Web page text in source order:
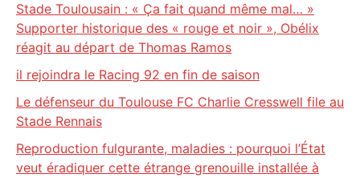
Stade Toulousain : « Ça fait quand même mal… »
Supporter historique des « rouge et noir », Obélix
réagit au départ de Thomas Ramos
il rejoindra le Racing 92 en fin de saison
Le défenseur du Toulouse FC Charlie Cresswell file au
Stade Rennais
Reproduction fulgurante, maladies : pourquoi l’État
veut éradiquer cette étrange grenouille installée à